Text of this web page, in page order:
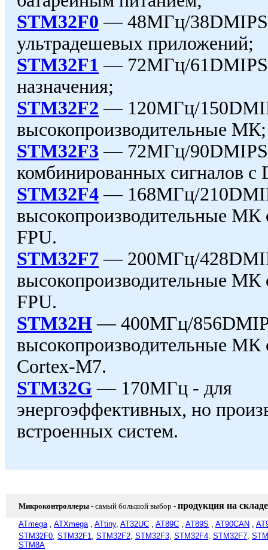
STM32F0 — 48МГц/
ультрадешевых приложений;
STM32F1 — 72МГц/
назначения;
STM32F2 — 120МГц/
высокопроизводительные МК;
STM32F3 — 72МГц/
комбинированных сигналов c
STM32F4 — 168МГц/
высокопроизводительные МК
FPU.
STM32F7 — 200МГц/
высокопроизводительные МК
FPU.
STM32H — 400МГц/
высокопроизводительные МК
Cortex-M7.
STM32G — 170МГц - для
энергоэффективных, но
встроенных систем.
Микроконтроллеры - самый большой выбор - продукция на складе
ATmega, ATXmega, ATtiny, AT32UC , AT89C , AT89S , AT90CAN ,
STM32F0, STM32F1, STM32F2, STM32F3, STM32F4, STM32F7,
STM8A